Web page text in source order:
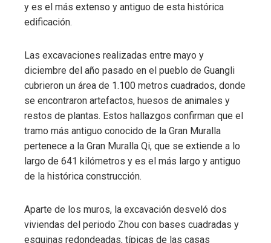
y es el más extenso y antiguo de esta histórica
edificación.
Las excavaciones realizadas entre mayo y
diciembre del año pasado en el pueblo de Guangli
cubrieron un área de 1.100 metros cuadrados, donde
se encontraron artefactos, huesos de animales y
restos de plantas. Estos hallazgos confirman que el
tramo más antiguo conocido de la Gran Muralla
pertenece a la Gran Muralla Qi, que se extiende a lo
largo de 641 kilómetros y es el más largo y antiguo
de la histórica construcción.
Aparte de los muros, la excavación desveló dos
viviendas del periodo Zhou con bases cuadradas y
esquinas redondeadas, típicas de las casas